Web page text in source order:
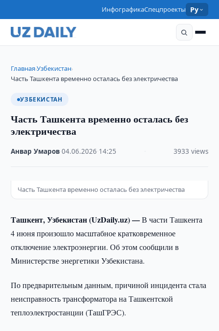
ИнфографикаСпецпроекты Ру
Главная›Узбекистан›
Часть Ташкента временно осталась без электричества
УЗБЕКИСТАН
Часть Ташкента временно осталась без
электричества
Анвар Умаров ·04.06.2026 14:25 3933 views
Часть Ташкента временно осталась без электричества
Ташкент, Узбекистан (UzDaily.uz) —В части Ташкента
4 июня произошло масштабное кратковременное
отключение электроэнергии. Об этом сообщили в
Министерстве энергетики Узбекистана.
По предварительным данным, причиной инцидента стала
неисправность трансформатора на Ташкентской
теплоэлектростанции (ТашГРЭС).